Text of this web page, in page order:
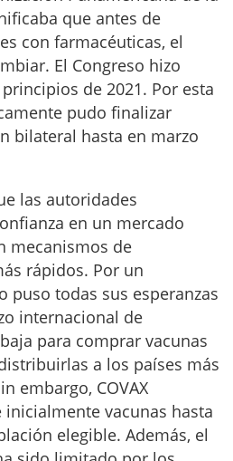
que antes de
con farmacéuticas, el
El Congreso hizo
de 2021. Por esta
pudo finalizar
bilateral hasta en marzo
las autoridades
en un mercado
mecanismos de
rápidos. Por un
puso todas sus esperanzas
internacional de
para comprar vacunas
a los países más
embargo, COVAX
vacunas hasta
elegible. Además, el